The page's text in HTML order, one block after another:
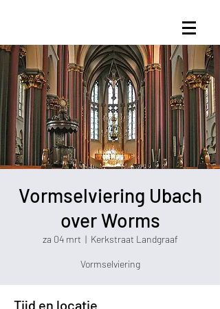
Vormselviering Ubach
over Worms
za 04 mrt
  |
Kerkstraat Landgraaf
Vormselviering
Tijd en locatie